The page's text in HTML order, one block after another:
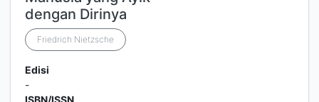
dengan Dirinya
Friedrich Nietzsche
Edisi
-
ISBN/ISSN